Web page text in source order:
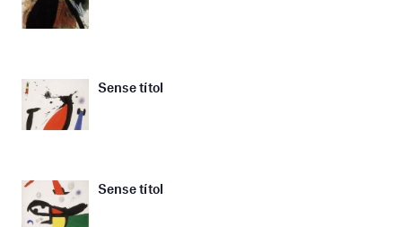
Sense títol
Sense títol